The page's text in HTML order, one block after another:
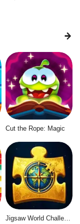
Cut the Rope: Magic
Jigsaw World Challenge